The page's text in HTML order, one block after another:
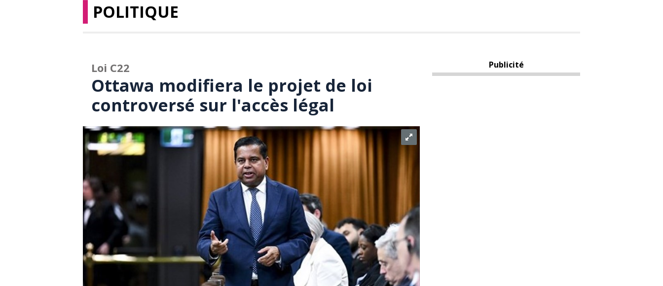
POLITIQUE
Loi C22
Ottawa modifiera le projet de loi
controversé sur l'accès légal
Publicité